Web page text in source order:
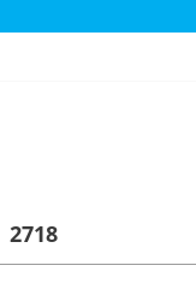
2718